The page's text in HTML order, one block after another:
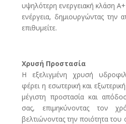
υψηλότερη ενεργειακή κλάση
ενέργεια, δημιουργώντας την
επιθυμείτε.
Χρυσή Προστασία
Η εξελιγμένη χρυσή
φέρει η εσωτερική και
μέγιστη προστασία και
σας, επιμηκύνοντας τον
βελτιώνοντας την ποιότητα